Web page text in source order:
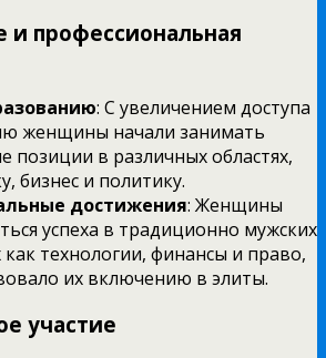
и профессиональная
: С увеличением доступа
женщины начали занимать
позиции в различных областях,
бизнес и политику.
достижения: Женщины
успеха в традиционно мужских
как технологии, финансы и право,
их включению в элиты.
участие